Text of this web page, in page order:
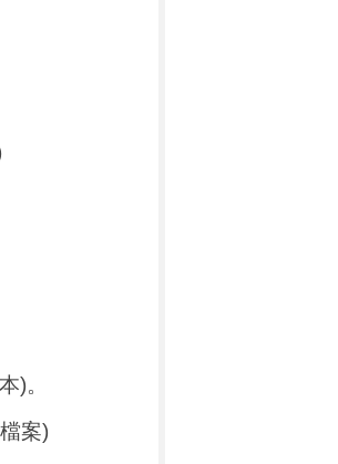
)。
檔案)